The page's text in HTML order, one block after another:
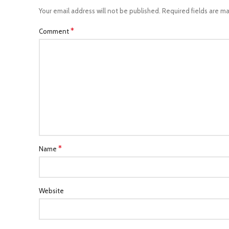
Your email address will not be published. Required fields are
Comment*
Name *
Website